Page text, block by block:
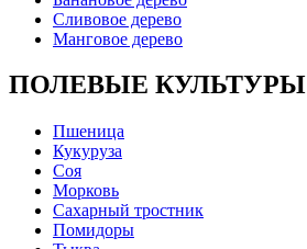
Сливовое дерево
Манговое дерево
ПОЛЕВЫЕ КУЛЬТУРЫ
Пшеница
Кукуруза
Соя
Морковь
Сахарный тростник
Помидоры